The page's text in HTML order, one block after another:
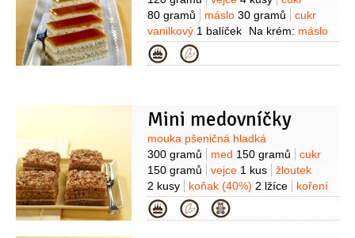
80 gramů
máslo 30 gramů
cukr
vanilkový 1 balíček Na krém: máslo
150 gramů
100 gramů
pudinkový prášek
1 balíček
Na polevu:
cukr krupice
100 gramů
smetana 50 gramů
1/3decilitru
Kategorie
Mini medovníčky
Suroviny
mouka pšeničná hladká
300 gramů
med 150 gramů
cukr
150 gramů
vejce 1 kus
žloutek
2 kusy
koňak (40%) 2 lžíce
koření
do perníku
1 lžíce
zakysaná4 lžičky káva2 lžičky
Kategorie